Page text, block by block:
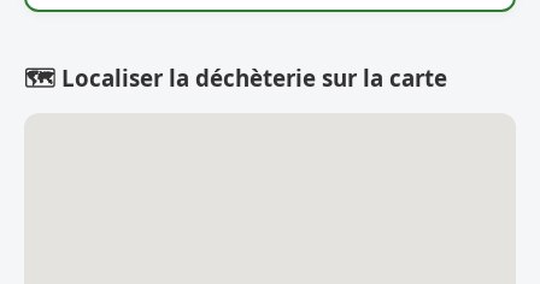
🗺️ Localiser la déchèterie sur la carte